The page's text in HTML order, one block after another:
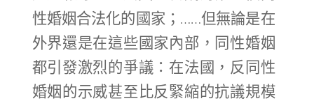
性婚姻合法化的國家； ……但無論是在
外界還是在這些國家內部，同性婚姻
都引發激烈的爭議：在法國，反同性
婚姻的示威甚至比反緊縮的抗議規模